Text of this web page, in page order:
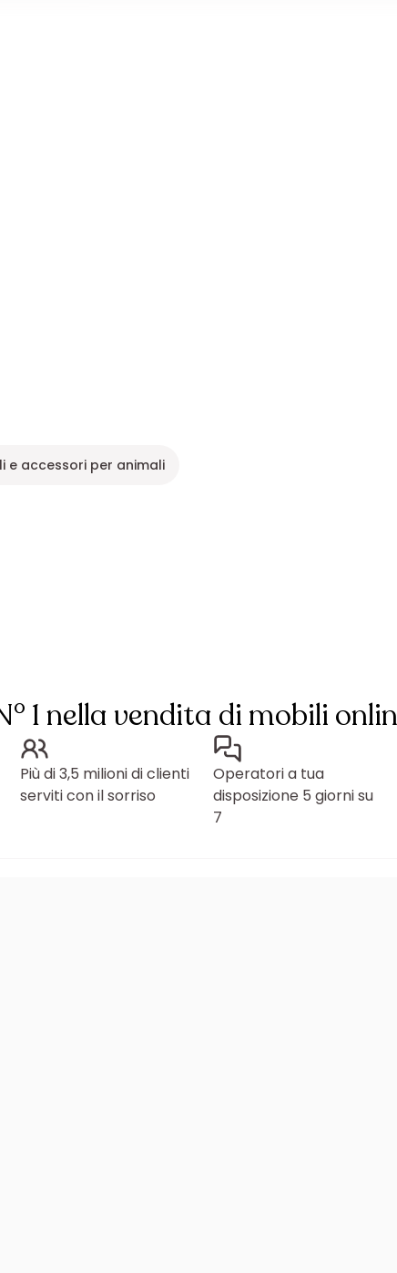
e accessori per animali
1 nella vendita di mobili
Più di 3,5 milioni di clienti
serviti con il sorriso
Operatori a tua
disposizione 5 giorni su
7